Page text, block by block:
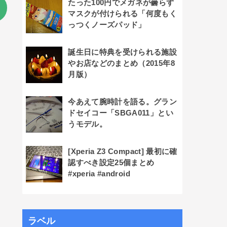
たった100円でメガネが曇らず
マスクが付けられる「何度もく
っつくノーズパッド」
誕生日に特典を受けられる施設
やお店などのまとめ（2015年8
月版）
今あえて腕時計を語る。グラン
ドセイコー「SBGA011」とい
うモデル。
[Xperia Z3 Compact] 最初に確
認すべき設定25個まとめ
#xperia #android
ラベル